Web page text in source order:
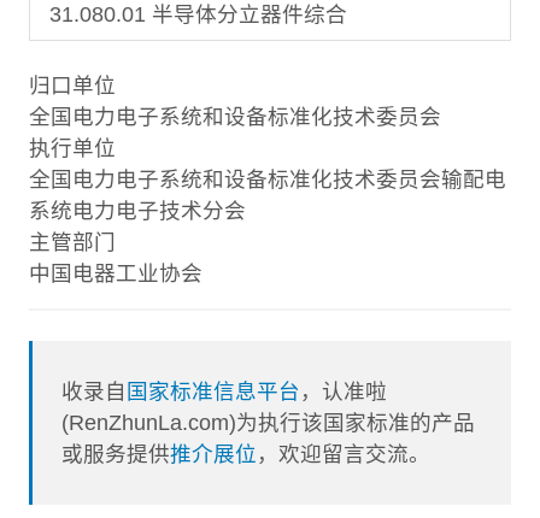
31.080.01 半导体分立器件综合
归口单位
全国电力电子系统和设备标准化技术委员会
执行单位
全国电力电子系统和设备标准化技术委员会输配电
系统电力电子技术分会
主管部门
中国电器工业协会
收录自 国家标准信息平台 ，认准啦
(RenZhunLa.com)为执行该国家标准的产品
或服务提供推介展位 ，欢迎留言交流。